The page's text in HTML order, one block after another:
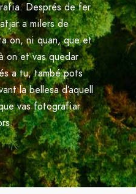
Després de fer
a milers de
on, ni quan, que et
on et vas quedar
a tu, també pots
la bellesa d’aquell
vas fotografiar